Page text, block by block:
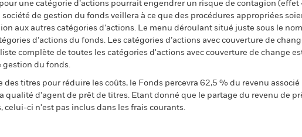
une catégorie d’actions pourrait engendrer un risque de contagion
société de gestion du fonds veillera à ce que des procédures appropriées
aux autres catégories d’actions. Le menu déroulant situé juste sous le
d’actions du fonds. Les catégories d’actions avec couverture de
complète de toutes les catégories d'actions avec couverture de change
gestion du fonds.
des titres pour réduire les coûts, le Fonds percevra 62,5 % du revenu
qualité d'agent de prêt de titres. Etant donné que le partage du revenu de
celui-ci n'est pas inclus dans les frais courants.